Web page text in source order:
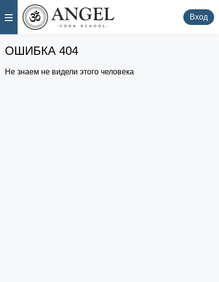
. Вход
ОШИБКА 404
Не знаем не видели этого человека